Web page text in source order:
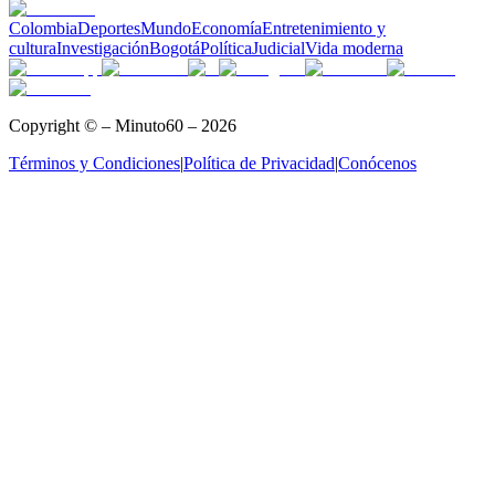
ColombiaDeportesMundoEconomíaEntretenimiento y
culturaInvestigaciónBogotáPolíticaJudicialVida moderna
Copyright © – Minuto60 – 2026
Términos y Condiciones|Política de Privacidad|Conócenos